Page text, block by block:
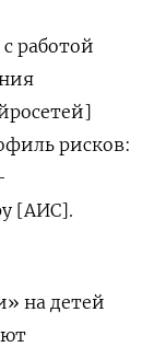
работой
рисков:
[АИС].
на детей